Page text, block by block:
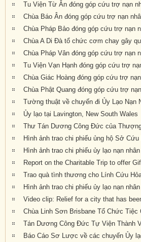
Tu Viện Từ Ân đóng góp cứu trợ nạn
Chùa Báo Ân đóng góp cứu trợ nạn
Chùa Pháp Bảo đóng góp cứu trợ nạn
Ủy lạo tại Lavington, New South Wales